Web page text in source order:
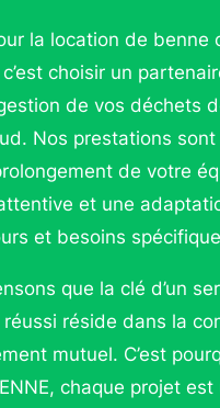
la location de benne
c’est choisir un
de vos déchets
Nos prestations
de votre
et une
et besoins
que la clé d’un
réside dans la
mutuel. C’est
chaque projet est